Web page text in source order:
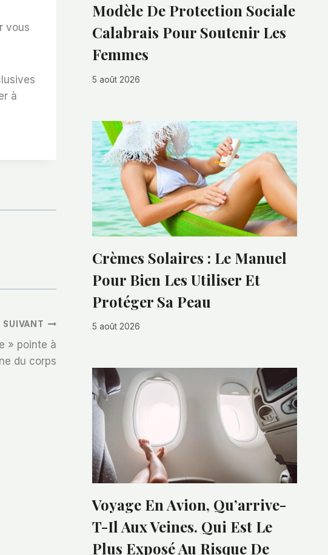
vous
à
SUIVANT
» pointe à
du corps
Modèle De Protection Sociale
Calabrais Pour Soutenir Les
Femmes
5 août 2026
Crèmes Solaires : Le Manuel
Pour Bien Les Utiliser Et
Protéger Sa Peau
5 août 2026
Voyage En Avion, Qu’arrive-
T-Il Aux Veines. Qui Est Le
Plus Exposé Au Risque De